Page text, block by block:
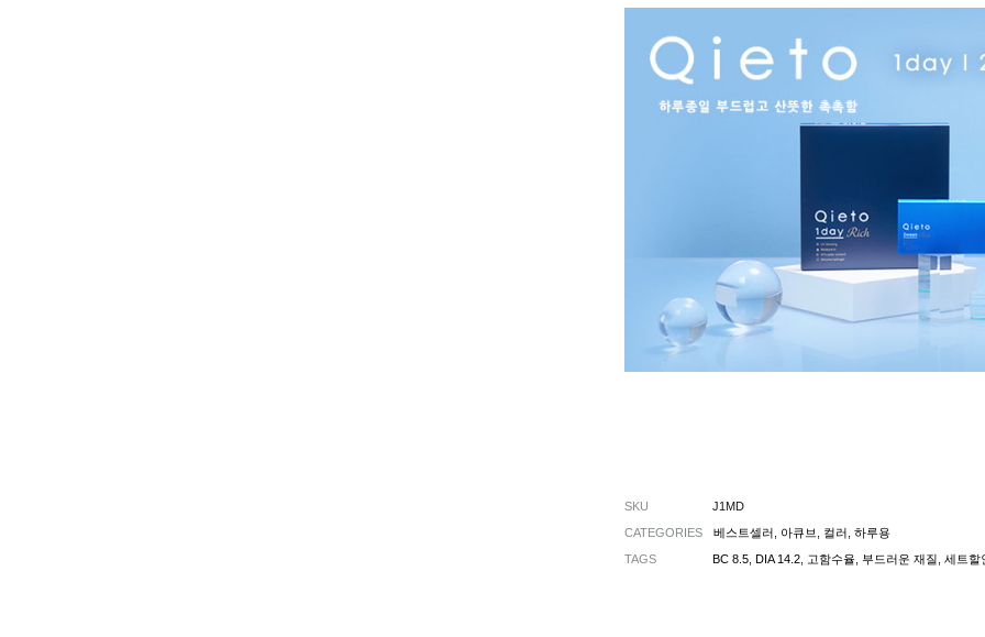
SKU
J1MD
CATEGORIES
베스트셀러 아큐브 컬러 하루용
TAGS
BC 8.5 DIA 14.2 고함수율 부드러운 재질 세트할